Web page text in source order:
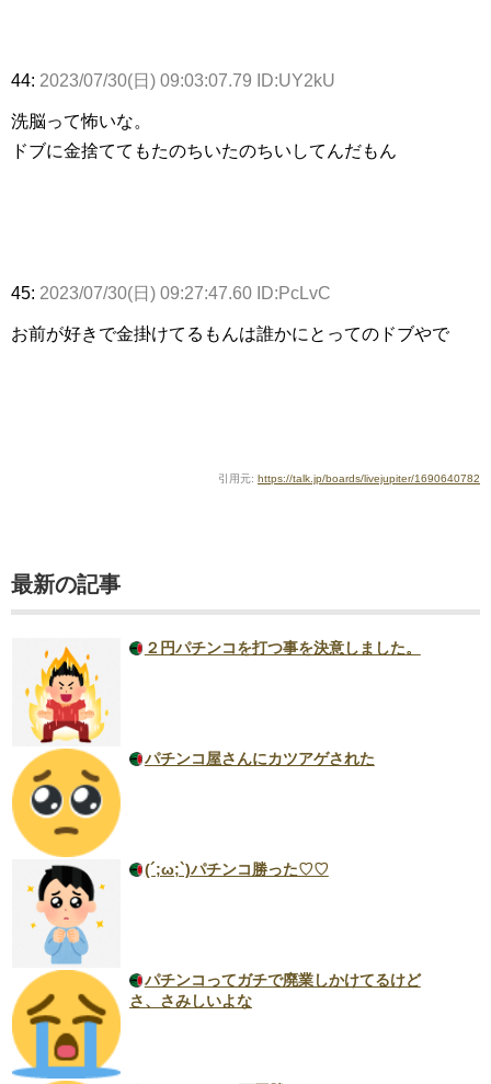
44: 2023/07/30(日) 09:03:07.79 ID:UY2kU
洗脳って怖いな。
ドブに金捨ててもたのちいたのちいしてんだもん
45: 2023/07/30(日) 09:27:47.60 ID:PcLvC
お前が好きで金掛けてるもんは誰かにとってのドブやで
引用元: https://talk.jp/boards/livejupiter/1690640782
最新の記事
２円パチンコを打つ事を決意しました。
パチンコ屋さんにカツアゲされた
(´;ω;`)パチンコ勝った♡♡
パチンコってガチで廃業しかけてるけど
さ、さみしいよな